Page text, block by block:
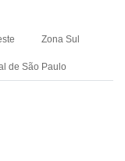
Zona Sul
de São Paulo